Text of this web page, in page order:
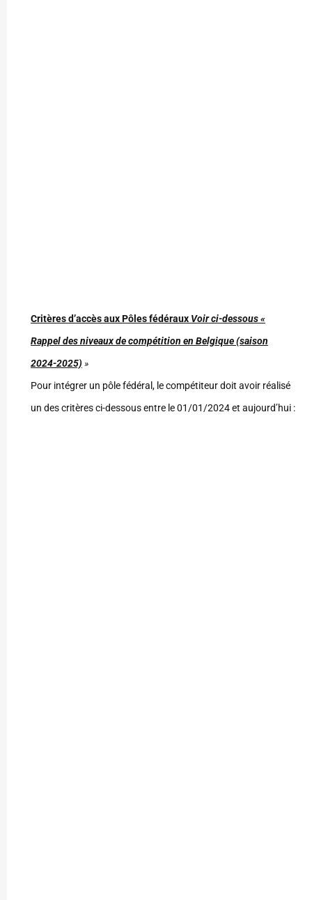
Critères d’accès aux Pôles fédéraux Voir ci-dessous «
Rappel des niveaux de compétition en Belgique (saison
2024-2025) »
Pour intégrer un pôle fédéral, le compétiteur doit avoir réalisé
un des critères ci-dessous entre le 01/01/2024 et aujourd’hui :